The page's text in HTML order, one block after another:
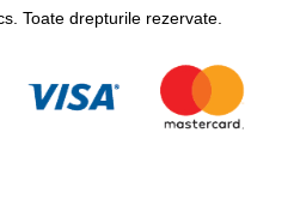
Toate drepturile rezervate.